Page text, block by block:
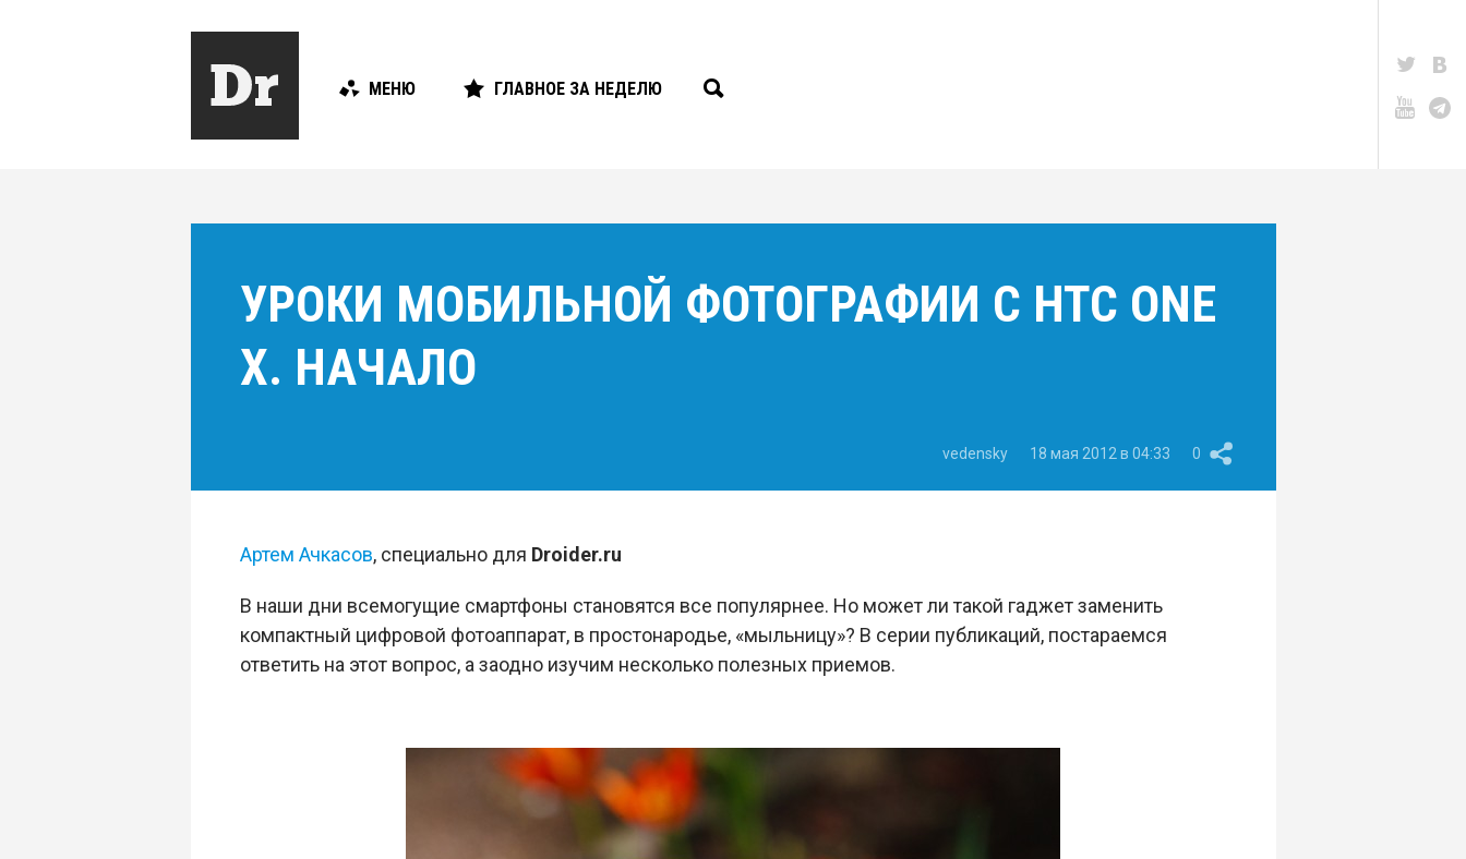
МЕНЮ ГЛАВНОЕ ЗА НЕДЕЛЮ
УРОКИ МОБИЛЬНОЙ ФОТОГРАФИИ С HTC ONE
X. НАЧАЛО
vedensky 18 мая 2012 в 04:33 0
Артем Ачкасов, специально для Droider.ru
В наши дни всемогущие смартфоны становятся все популярнее. Но может ли такой гаджет заменить
компактный цифровой фотоаппарат, в простонародье, «мыльницу»? В серии публикаций, постараемся
ответить на этот вопрос, а заодно изучим несколько полезных приемов.